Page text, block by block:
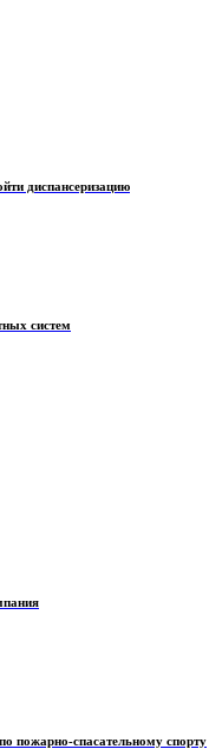
диспансеризацию
систeм
пожарно-спасательному спорту